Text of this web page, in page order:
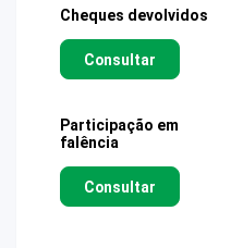
Cheques devolvidos
Consultar
Participação em
falência
Consultar